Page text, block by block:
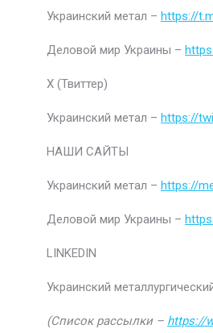
Украинский метал – https://
Деловой мир Украины –
Х (Твиттер)
Украинский метал – https://
НАШИ САЙТЫ
Украинский метал – https://
Деловой мир Украины –
LINKEDIN
Украинский
(Список рассылки – https://